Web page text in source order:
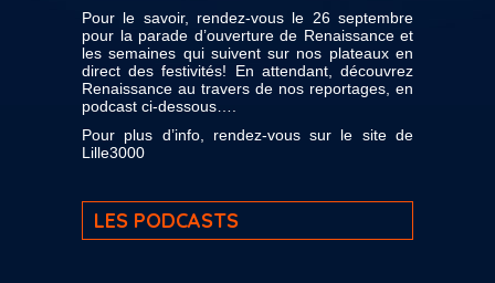
Pour le savoir, rendez-vous le 26 septembre
pour la parade d’ouverture de Renaissance et
les semaines qui suivent sur nos plateaux en
direct des festivités! En attendant, découvrez
Renaissance au travers de nos reportages, en
podcast ci-dessous….
Pour plus d’info, rendez-vous sur le site de
Lille3000
LES PODCASTS